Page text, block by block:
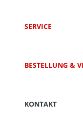
SERVICE
BESTELLUNG &
KONTAKT